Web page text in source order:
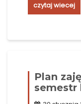
czytaj wiecej
Plan
semestr